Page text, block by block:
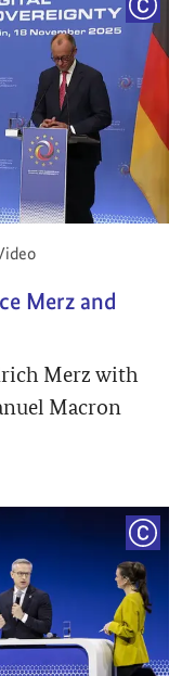
Merz and
Merz with
Macron